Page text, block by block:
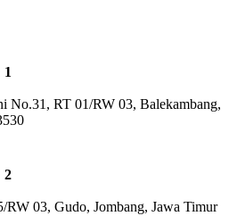
No.31, RT 01/RW 03, Balekambang,
2
03, Gudo, Jombang, Jawa Timur